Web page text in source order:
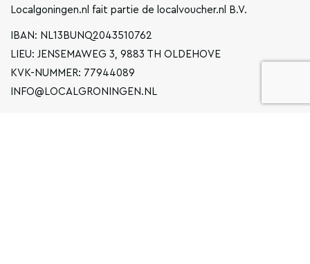
Localgoningen.nl fait partie de localvoucher.nl B.V.
IBAN: NL13BUNQ2043510762
LIEU: JENSEMAWEG 3, 9883 TH OLDEHOVE
KVK-NUMMER: 77944089
INFO@LOCALGRONINGEN.NL